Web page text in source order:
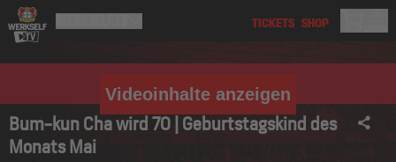
Videoinhalte anzeigen
Bum-kun Cha wird 70 | Geburtstagskind des
Monats Mai